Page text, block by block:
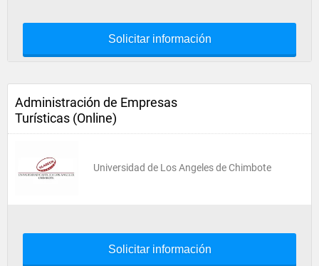
Solicitar información
Administración de Empresas
Turísticas (Online)
Universidad de Los Angeles de Chimbote
Solicitar información